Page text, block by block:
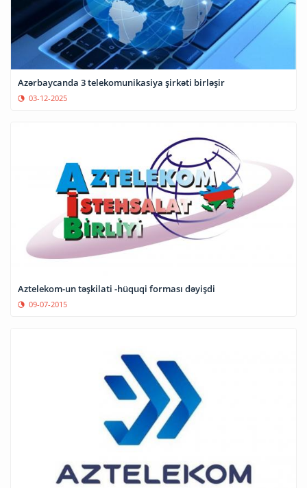
Azərbaycanda 3 telekomunikasiya şirkəti birləşir
03-12-2025
Aztelekom-un təşkilati -hüquqi forması dəyişdi
09-07-2015